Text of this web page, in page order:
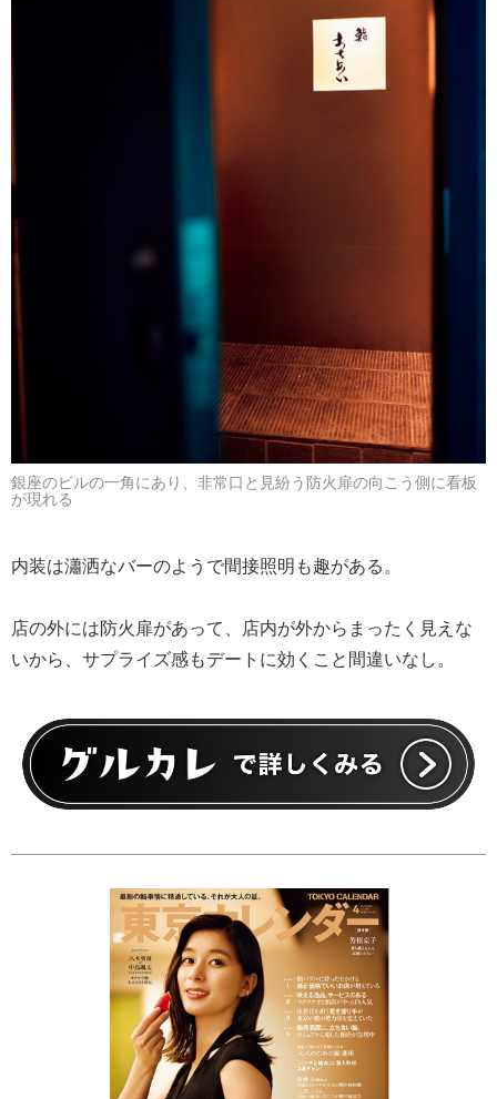
銀座のビルの一角にあり、非常口と見紛う防火扉の向こう側に看板
が現れる
内装は瀟洒なバーのようで間接照明も趣がある。
店の外には防火扉があって、店内が外からまったく見えな
いから、サプライズ感もデートに効くこと間違いなし。